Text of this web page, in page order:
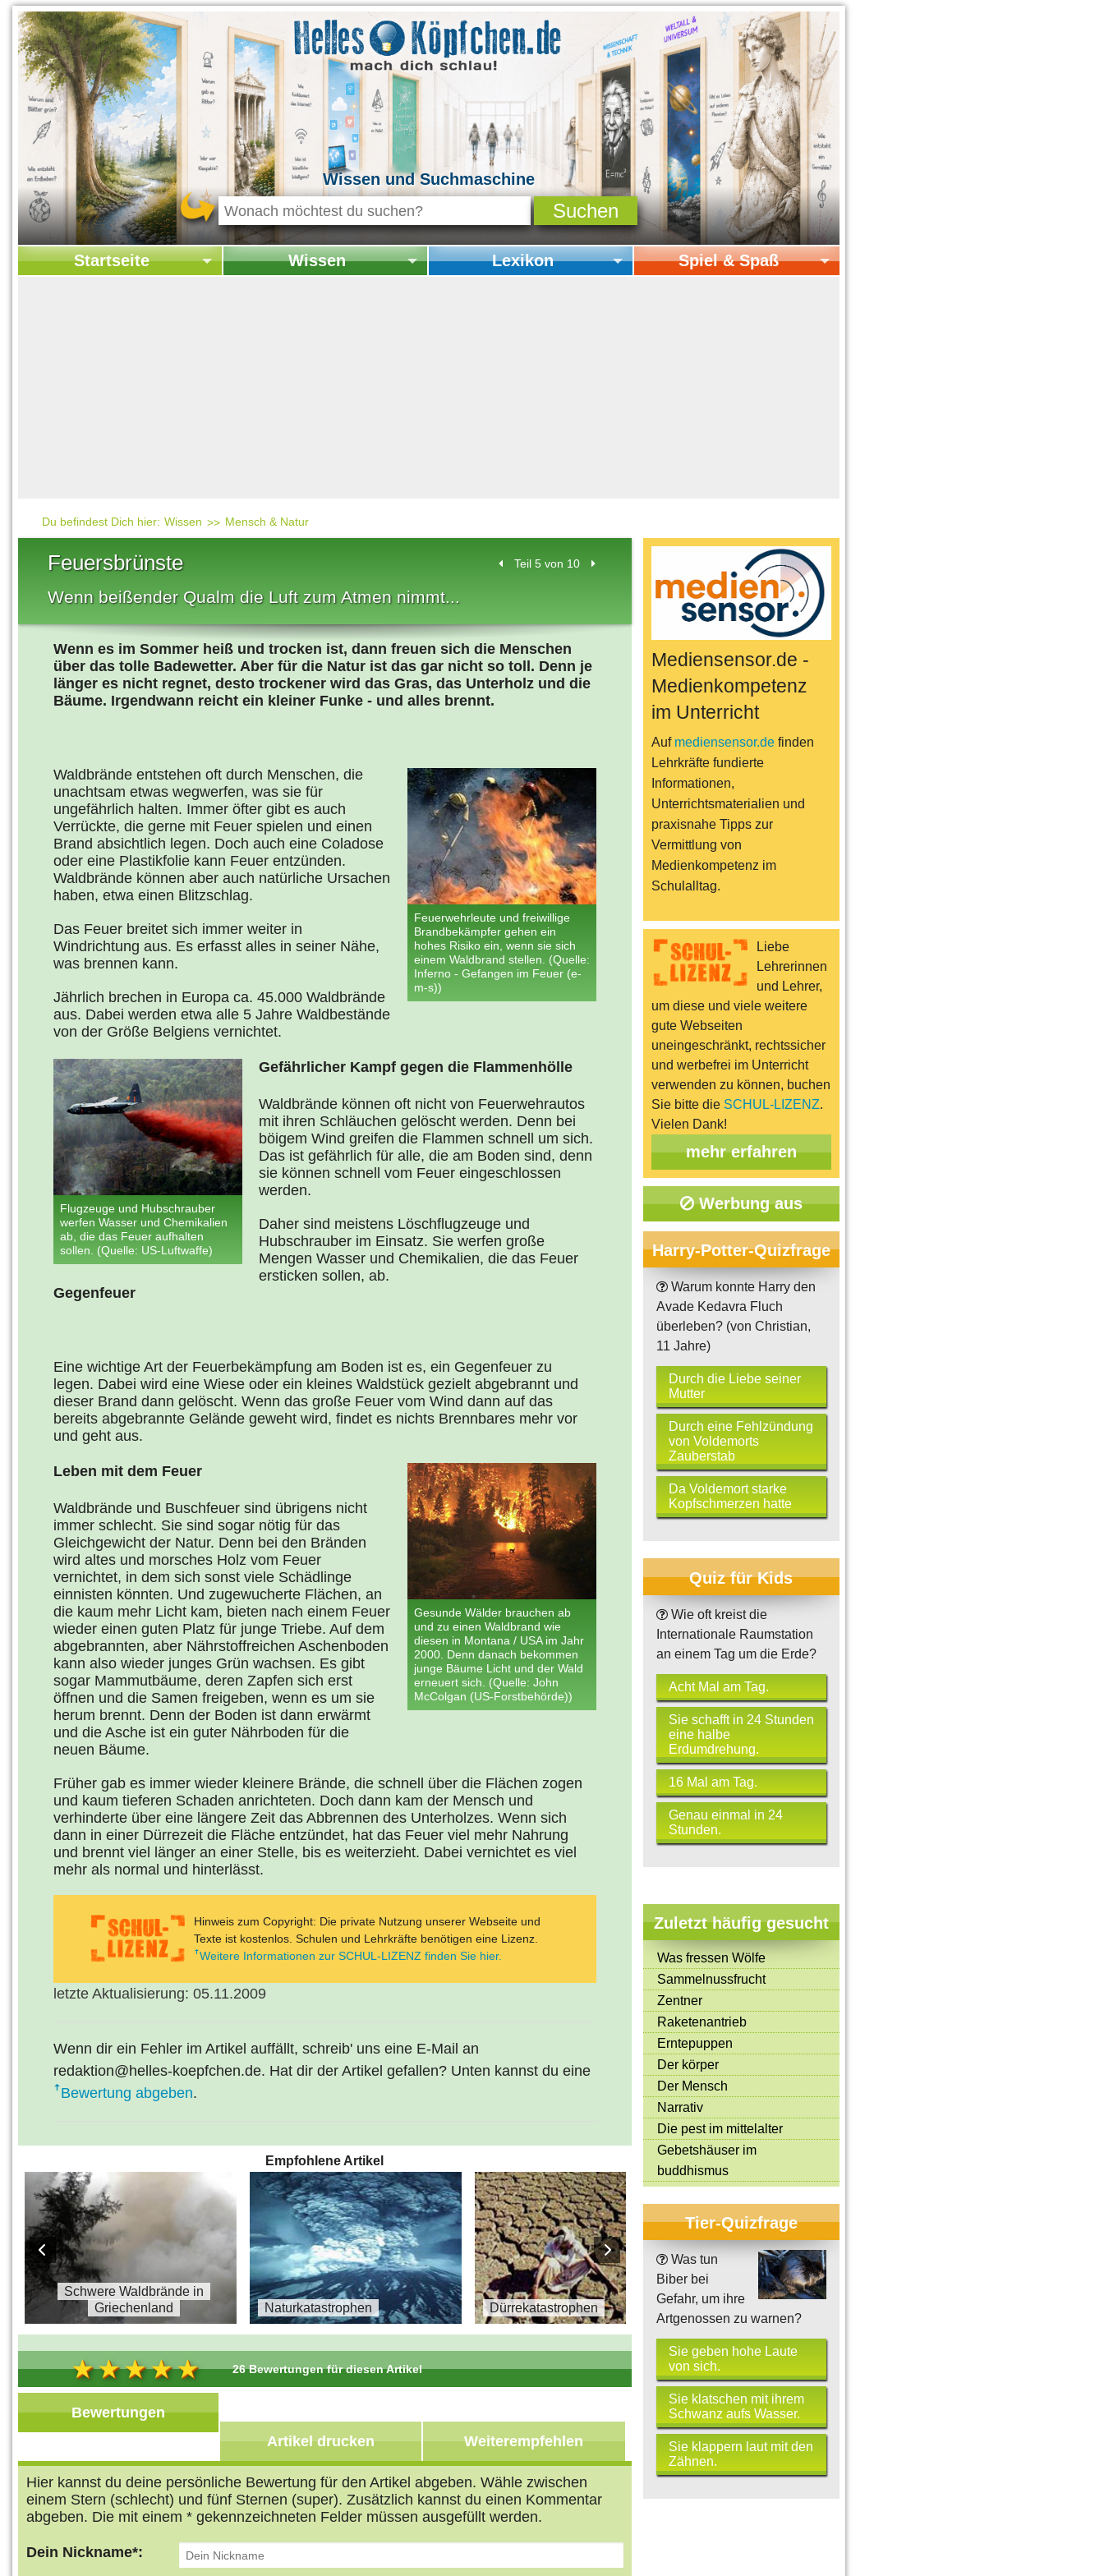
Wissen und Suchmaschine
Startseite Wissen
Technik
Fragen und Antworten
Lexikon Spiel & Spaß
Reisen, Events & Sport
E-Cards
Du befindest Dich hier: Wissen Mensch & Natur
Feuersbrünste
Wenn beißender Qualm die Luft zum Atmen nimmt...
Teil 5 von 10
Wenn es im Sommer heiß und trocken ist, dann freuen sich die Menschen
über das tolle Badewetter. Aber für die Natur ist das gar nicht so toll. Denn je
länger es nicht regnet, desto trockener wird das Gras, das Unterholz und die
Bäume. Irgendwann reicht ein kleiner Funke - und alles brennt.
Feuerwehrleute und freiwillige
Brandbekämpfer gehen ein
hohes Risiko ein, wenn sie sich
einem Waldbrand stellen. (Quelle:
Inferno - Gefangen im Feuer (e-
m-s))
Waldbrände entstehen oft durch Menschen, die
unachtsam etwas wegwerfen, was sie für
ungefährlich halten. Immer öfter gibt es auch
Verrückte, die gerne mit Feuer spielen und einen
Brand absichtlich legen. Doch auch eine Coladose
oder eine Plastikfolie kann Feuer entzünden.
Waldbrände können aber auch natürliche Ursachen
haben, etwa einen Blitzschlag.
Das Feuer breitet sich immer weiter in
Windrichtung aus. Es erfasst alles in seiner Nähe,
was brennen kann.
Jährlich brechen in Europa ca. 45.000 Waldbrände
aus. Dabei werden etwa alle 5 Jahre Waldbestände
von der Größe Belgiens vernichtet.
Flugzeuge und Hubschrauber
werfen Wasser und Chemikalien
ab, die das Feuer aufhalten
sollen. (Quelle: US-Luftwaffe)
Gefährlicher Kampf gegen die Flammenhölle
Waldbrände können oft nicht von Feuerwehrautos
mit ihren Schläuchen gelöscht werden. Denn bei
böigem Wind greifen die Flammen schnell um sich.
Das ist gefährlich für alle, die am Boden sind, denn
sie können schnell vom Feuer eingeschlossen
werden.
Daher sind meistens Löschflugzeuge und
Hubschrauber im Einsatz. Sie werfen große
Mengen Wasser und Chemikalien, die das Feuer
ersticken sollen, ab.
Gegenfeuer
Eine wichtige Art der Feuerbekämpfung am Boden ist es, ein Gegenfeuer zu
legen. Dabei wird eine Wiese oder ein kleines Waldstück gezielt abgebrannt und
dieser Brand dann gelöscht. Wenn das große Feuer vom Wind dann auf das
bereits abgebrannte Gelände geweht wird, findet es nichts Brennbares mehr vor
und geht aus.
Gesunde Wälder brauchen ab
und zu einen Waldbrand wie
diesen in Montana / USA im Jahr
2000. Denn danach bekommen
junge Bäume Licht und der Wald
erneuert sich. (Quelle: John
McColgan (US-Forstbehörde))
Leben mit dem Feuer
Waldbrände und Buschfeuer sind übrigens nicht
immer schlecht. Sie sind sogar nötig für das
Gleichgewicht der Natur. Denn bei den Bränden
wird altes und morsches Holz vom Feuer
vernichtet, in dem sich sonst viele Schädlinge
einnisten könnten. Und zugewucherte Flächen, an
die kaum mehr Licht kam, bieten nach einem Feuer
wieder einen guten Platz für junge Triebe. Auf dem
abgebrannten, aber Nährstoffreichen Aschenboden
kann also wieder junges Grün wachsen. Es gibt
sogar Mammutbäume, deren Zapfen sich erst
öffnen und die Samen freigeben, wenn es um sie
herum brennt. Denn der Boden ist dann erwärmt
und die Asche ist ein guter Nährboden für die
neuen Bäume.
Früher gab es immer wieder kleinere Brände, die schnell über die Flächen zogen
und kaum tieferen Schaden anrichteten. Doch dann kam der Mensch und
verhinderte über eine längere Zeit das Abbrennen des Unterholzes. Wenn sich
dann in einer Dürrezeit die Fläche entzündet, hat das Feuer viel mehr Nahrung
und brennt viel länger an einer Stelle, bis es weiterzieht. Dabei vernichtet es viel
mehr als normal und hinterlässt.
Hinweis zum Copyright: Die private Nutzung unserer Webseite und
Texte ist kostenlos. Schulen und Lehrkräfte benötigen eine Lizenz.
Weitere Informationen zur SCHUL-LIZENZ finden Sie hier.
letzte Aktualisierung: 05.11.2009
Wenn dir ein Fehler im Artikel auffällt, schreib' uns eine E-Mail an
redaktion@helles-koepfchen.de. Hat dir der Artikel gefallen? Unten kannst du eine
Bewertung abgeben.
Empfohlene Artikel
Schwere Waldbrände in
Griechenland
Naturkatastrophen Dürrekatastrophen Erdbeben und Seebeben
26 Bewertungen für diesen Artikel
Bewertungen
Artikel drucken
Weiterempfehlen
Hier kannst du deine persönliche Bewertung für den Artikel abgeben. Wähle zwischen
einem Stern (schlecht) und fünf Sternen (super). Zusätzlich kannst du einen Kommentar
abgeben. Die mit einem * gekennzeichneten Felder müssen ausgefüllt werden.
Dein Nickname*:
Mediensensor.de -
Medienkompetenz
im Unterricht
Auf mediensensor.definden
Lehrkräfte fundierte
Informationen,
Unterrichtsmaterialien und
praxisnahe Tipps zur
Vermittlung von
Medienkompetenz im
Schulalltag.
Liebe
Lehrerinnen
und Lehrer,
um diese und viele weitere
gute Webseiten
uneingeschränkt, rechtssicher
und werbefrei im Unterricht
verwenden zu können, buchen
Sie bitte die SCHUL-LIZENZ.
Vielen Dank!
mehr erfahren
Werbung aus
Harry-Potter-Quizfrage
Warum konnte Harry den
Avade Kedavra Fluch
überleben? (von Christian,
11 Jahre)
Durch die Liebe seiner
Mutter
Durch eine Fehlzündung
von Voldemorts
Zauberstab
Da Voldemort starke
Kopfschmerzen hatte
Quiz für Kids
Wie oft kreist die
Internationale Raumstation
an einem Tag um die Erde?
Acht Mal am Tag.
Sie schafft in 24 Stunden
eine halbe
Erdumdrehung.
16 Mal am Tag.
Genau einmal in 24
Stunden.
Zuletzt häufig gesucht
Was fressen Wölfe
Sammelnussfrucht
Zentner
Raketenantrieb
Erntepuppen
Der körper
Der Mensch
Narrativ
Die pest im mittelalter
Gebetshäuser im
buddhismus
Tier-Quizfrage
Was tun
Biber bei
Gefahr, um ihre
Artgenossen zu warnen?
Sie geben hohe Laute
von sich.
Sie klatschen mit ihrem
Schwanz aufs Wasser.
Sie klappern laut mit den
Zähnen.